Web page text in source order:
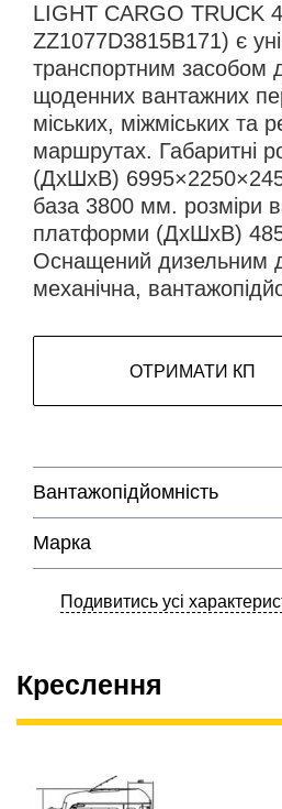
LIGHT CARGO TRUCK
ZZ1077D3815B171) є
транспортним засобом
щоденних вантажних
міських, міжміських та
маршрутах. Габаритні
(ДхШхВ)
база 3800 мм. розміри
платформи (ДхШхВ)
Оснащений дизельним
механічна,
ОТРИМАТИ КП
Вантажопідйомність
Марка
Подивитись усі
Креслення